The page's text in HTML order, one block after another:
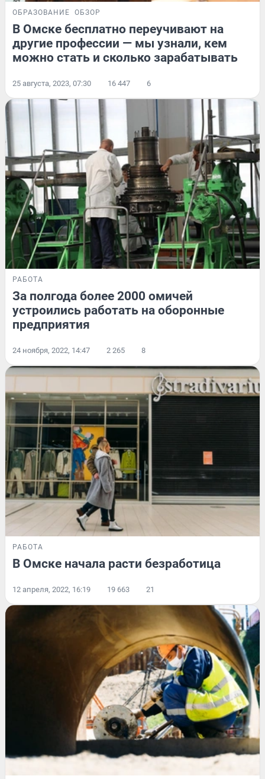
ОБРАЗОВАНИЕ ОБЗОР
В Омске бесплатно переучивают на
другие профессии — мы узнали, кем
можно стать и сколько зарабатывать
25 августа, 2023, 07:30 16 447 6
РАБОТА
За полгода более 2000 омичей
устроились работать на оборонные
предприятия
24 ноября, 2022, 14:47 2 265 8
РАБОТА
В Омске начала расти безработица
12 апреля, 2022, 16:19 19 663 21